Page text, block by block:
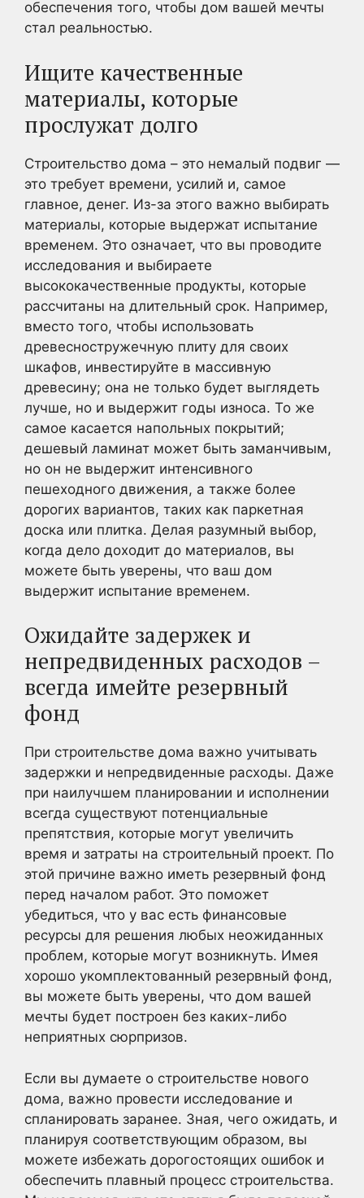
обеспечения того, чтобы дом вашей мечты
стал реальностью.
Ищите качественные
материалы, которые
прослужат долго
Строительство дома – это немалый подвиг —
это требует времени, усилий и, самое
главное, денег. Из-за этого важно выбирать
материалы, которые выдержат испытание
временем. Это означает, что вы проводите
исследования и выбираете
высококачественные продукты, которые
рассчитаны на длительный срок. Например,
вместо того, чтобы использовать
древесностружечную плиту для своих
шкафов, инвестируйте в массивную
древесину; она не только будет выглядеть
лучше, но и выдержит годы износа. То же
самое касается напольных покрытий;
дешевый ламинат может быть заманчивым,
но он не выдержит интенсивного
пешеходного движения, а также более
дорогих вариантов, таких как паркетная
доска или плитка. Делая разумный выбор,
когда дело доходит до материалов, вы
можете быть уверены, что ваш дом
выдержит испытание временем.
Ожидайте задержек и
непредвиденных расходов –
всегда имейте резервный
фонд
При строительстве дома важно учитывать
задержки и непредвиденные расходы. Даже
при наилучшем планировании и исполнении
всегда существуют потенциальные
препятствия, которые могут увеличить
время и затраты на строительный проект. По
этой причине важно иметь резервный фонд
перед началом работ. Это поможет
убедиться, что у вас есть финансовые
ресурсы для решения любых неожиданных
проблем, которые могут возникнуть. Имея
хорошо укомплектованный резервный фонд,
вы можете быть уверены, что дом вашей
мечты будет построен без каких-либо
неприятных сюрпризов.
Если вы думаете о строительстве нового
дома, важно провести исследование и
спланировать заранее. Зная, чего ожидать, и
планируя соответствующим образом, вы
можете избежать дорогостоящих ошибок и
обеспечить плавный процесс строительства.